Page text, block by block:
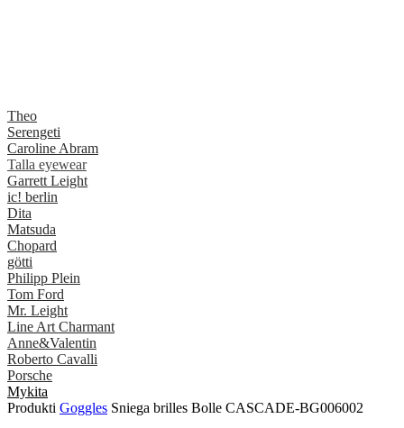
Theo
Serengeti
Caroline Abram
Talla eyewear
Garrett Leight
ic! berlin
Dita
Matsuda
Chopard
götti
Philipp Plein
Tom Ford
Mr. Leight
Line Art Charmant
Anne&Valentin
Roberto Cavalli
Porsche
Mykita
Produkti Goggles Sniega brilles Bolle CASCADE-BG006002